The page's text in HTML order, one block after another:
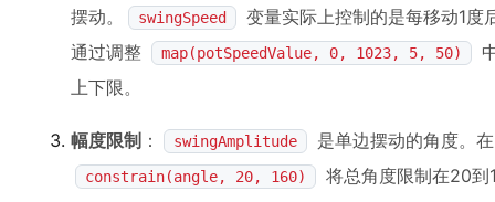
摆动。
swingSpeed
变量实际上控制的是每移动1度
通过调整
map(potSpeedValue, 0, 1023, 5, 50)
上下限。
幅度限制 ： swingAmplitude 是单边摆动的角度。
constrain(angle, 20, 160)
将总角度限制在20到